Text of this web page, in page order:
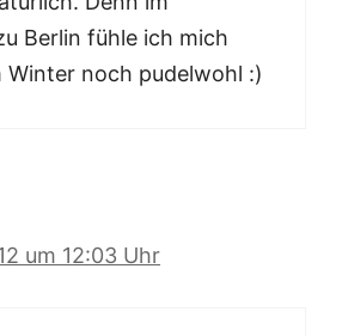
Berlin fühle ich mich
Winter noch pudelwohl :)
um 12:03 Uhr